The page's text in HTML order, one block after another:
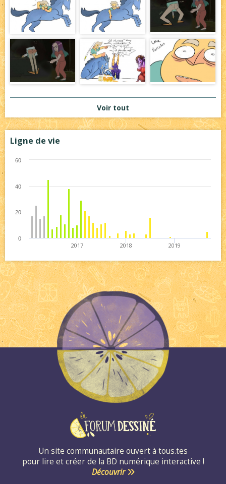
Voir tout
Ligne de vie
2017 2018 2019
0
20
40
60
Un site communautaire ouvert à tous.tes
pour lire et créer de la BD numérique interactive !
Découvrir